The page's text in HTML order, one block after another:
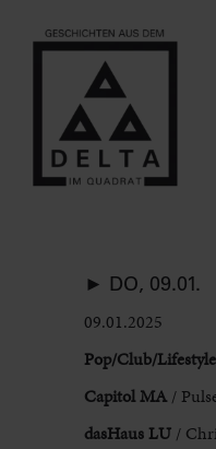
► DO, 09.01.
09.01.2025
Pop/Club/Lifestyle
Capitol MA/
dasHaus LU/